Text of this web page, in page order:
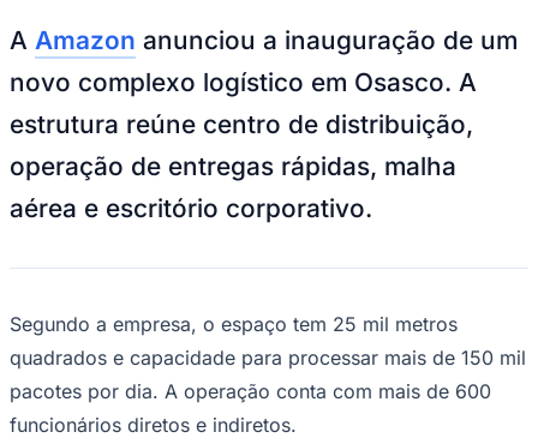
Fórmula 1
UFC
Tênis (ATP)
NHL
Vôlei
Brasileirão Série A
Paulistão
Copa do Brasil
Libertadores
Sul-Americana
Copa América
Champions League
A Amazon anunciou a inauguração de um
novo complexo logístico em Osasco. A
estrutura reúne centro de distribuição,
operação de entregas rápidas, malha
aérea e escritório corporativo.
Segundo a empresa, o espaço tem 25 mil metros
quadrados e capacidade para processar mais de 150 mil
pacotes por dia. A operação conta com mais de 600
funcionários diretos e indiretos.